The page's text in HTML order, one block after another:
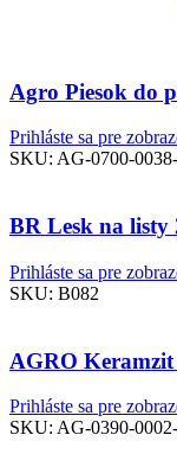
Agro Piesok do
Prihláste sa pre
SKU: AG-0700-
BR Lesk na listy
Prihláste sa pre
SKU: B082
AGRO
Prihláste sa pre
SKU: AG-0390-